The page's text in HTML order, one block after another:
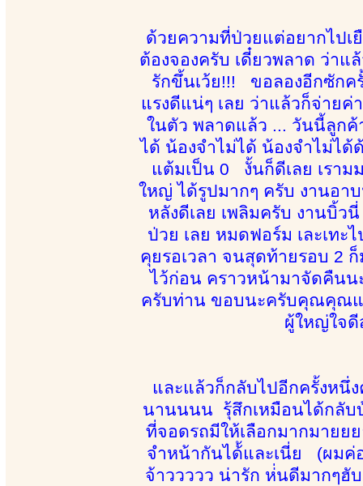
ด้วยความที่ป่วยแต่อยากไป
ต้องจองครับ เดี๋ยวพลาด ว่า
รักขึ้นเว้ย!!! ขอลองอีกซักค
แรงดีแน่ๆ เลย ว่าแล้วก็จ่าย
ในตัว พลาดแล้ว ... วันนี้ลูกค้
ได้ น้องจำไม่ได้ น้องจำไม่ไ
แต้มเป็น 0 งั้นก็ดีเลย เรา
ใหญ่ ได้รูปมากๆ ครับ งานอา
หลังดีเลย เพลิมครับ งานบิ้
ป่วย เลย หมดฟอร์ม เละเทะ
คุยรอเวลา จนสุดท้ายรอบ 2
ไว้ก่อน คราวหน้ามาจัดคืน
ครับท่าน ขอบนะครับคุณคุณแ
ผู้ใหญ่ใจ
และแล้วก็กลับไปอีกครั้งหนึ่
นานนนน รุ้สึกเหมือนได้กลับ
ที่จอดรถมีให้เลือกมากมายย
จำหน้ากันได้้และเนี่ย (ผมค่
จ้าววววว น่ารัก ห่่นดีมากๆ